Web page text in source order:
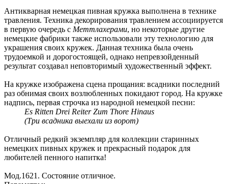
Антикварная немецкая пивная кружка выполнена в технике
травления. Техника декорирования травлением ассоциируется
в первую очередь с Меттлахерами, но некоторые другие
немецкие фабрики также использовали эту технологию для
украшения своих кружек. Данная техника была очень
трудоемкой и дорогостоящей, однако непревзойденный
результат создавал неповторимый художественный эффект.
На кружке изображена сцена прощания: всадники последний
раз обнимая своих возлюбленных покидают город. На кружке
надпись, первая строчка из народной немецкой песни:
Es Ritten Drei Reiter Zum Thore Hinaus
(Три всадника выехали из ворот)
Отличный редкий экземпляр для коллекции старинных
немецких пивных кружек и прекрасный подарок для
любителей пенного напитка!
Мод.1621. Состояние отличное.